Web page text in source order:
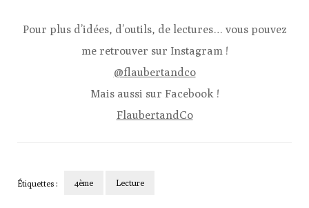
Pour plus d’idées, d’outils, de lectures… vous pouvez
me retrouver sur Instagram !
@flaubertandco
Mais aussi sur Facebook !
FlaubertandCo
Étiquettes : 4ème Lecture